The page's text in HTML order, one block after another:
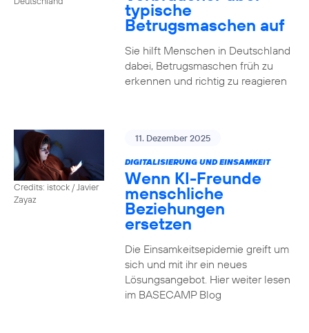
typische
Betrugsmaschen auf
Sie hilft Menschen in Deutschland
dabei, Betrugsmaschen früh zu
erkennen und richtig zu reagieren
Credits: istock / Javier
Zayaz
11. Dezember 2025
DIGITALISIERUNG UND EINSAMKEIT
Wenn KI-Freunde
menschliche
Beziehungen
ersetzen
Die Einsamkeitsepidemie greift um
sich und mit ihr ein neues
Lösungsangebot. Hier weiter lesen
im BASECAMP Blog